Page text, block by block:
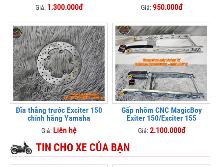
Giá: 1.300.000đ Giá:950.000đ
Đĩa thắng trước Exciter 150
chính hãng Yamaha
Giá: Liên hệ
Gấp nhôm CNC MagicBoy
Exiter 150/Exciter 155
Giá:2.100.000đ
TIN CHO XE CỦA BẠN